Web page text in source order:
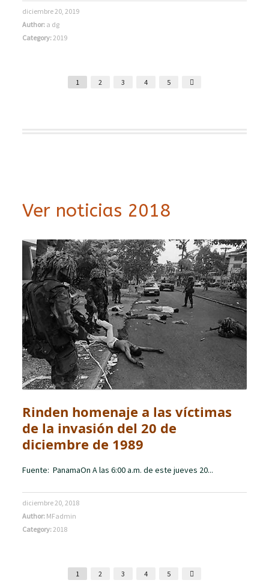
diciembre 20, 2019
Author: a dg
Category:2019
1 2 3 4 5
Ver noticias 2018
Rinden homenaje a las víctimas
de la invasión del 20 de
diciembre de 1989
Fuente: PanamaOn A las 6:00 a.m. de este jueves 20...
diciembre 20, 2018
Author: MFadmin
Category:2018
1 2 3 4 5